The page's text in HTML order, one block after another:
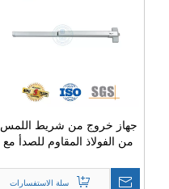
جهاز خروج من شريط اللمس
من الفولاذ المقاوم للصدأ مع
سلة الاستفسارات